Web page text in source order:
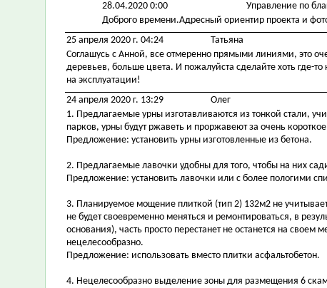
28.04.2020 0:00
Управление по
Доброго времени.Адресный ориентир проекта и
25 апреля 2020 г. 04:24
Татьяна
Соглашусь с Анной, все отмеренно прямыми линиями, это
деревьев, больше цвета. И пожалуйста сделайте хоть где-
на эксплуатации!
24 апреля 2020 г. 13:29
Олег
1. Предлагаемые урны изготавливаются из тонкой стали,
парков, урны будут ржаветь и проржавеют за очень
Предложение: установить урны изготовленные из бетона.
2. Предлагаемые лавочки удобны для того, чтобы на них
Предложение: установить лавочки или с более пологими
3. Планируемое мощение плиткой (тип 2) 132м2 не
не будет своевременно меняться и ремонтироваться, в
основания), часть просто перестанет не останется на
нецелесообразно.
Предложение: использовать вместо плитки асфальтобетон.
4. Нецелесообразно выделение зоны для размещения 6